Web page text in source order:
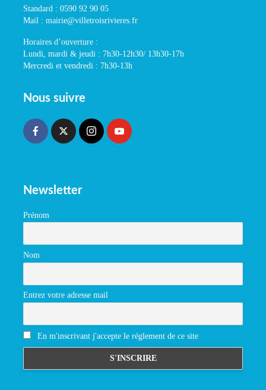
Standard : 0590 92 90 05
Mail : mairie@villetroisrivieres.fr
Horaires d’ouverture :
Lundi, mardi & jeudi : 7h30-12h30/ 13h30-17h
Mercredi et vendredi : 7h30-13h
Nous suivre
Newsletter
Prénom
Nom
Entrez votre adresse mail
En m'inscrivant j'accepte le réglement de ce site